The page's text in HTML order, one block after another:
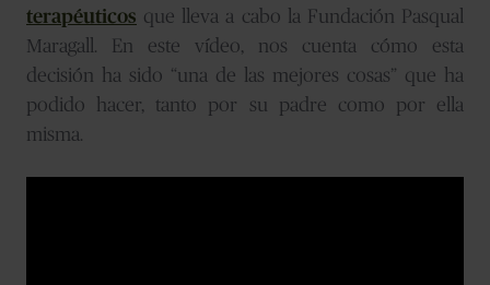
terapéuticos que lleva a cabo la Fundación Pasqual
Maragall. En este vídeo, nos cuenta cómo esta
decisión ha sido “una de las mejores cosas” que ha
podido hacer, tanto por su padre como por ella
misma.